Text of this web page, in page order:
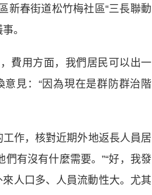
春街道松竹梅社區“三長聯動
。
費用方面，我們居民可以出一
見：“因為現在是群防群治階
作，核對近期外地返長人員居
有沒有什麼需要。”“好，我發
人口多、人員流動性大。尤其